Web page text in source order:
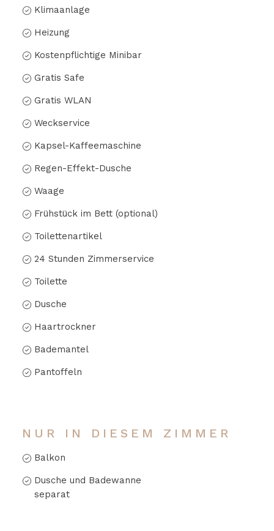
Klimaanlage
Heizung
Kostenpflichtige Minibar
Gratis Safe
Gratis WLAN
Weckservice
Kapsel-Kaffeemaschine
Regen-Effekt-Dusche
Waage
Frühstück im Bett (optional)
Toilettenartikel
24 Stunden Zimmerservice
Toilette
Dusche
Haartrockner
Bademantel
Pantoffeln
NUR IN DIESEM ZIMMER
Balkon
Dusche und Badewanne
separat